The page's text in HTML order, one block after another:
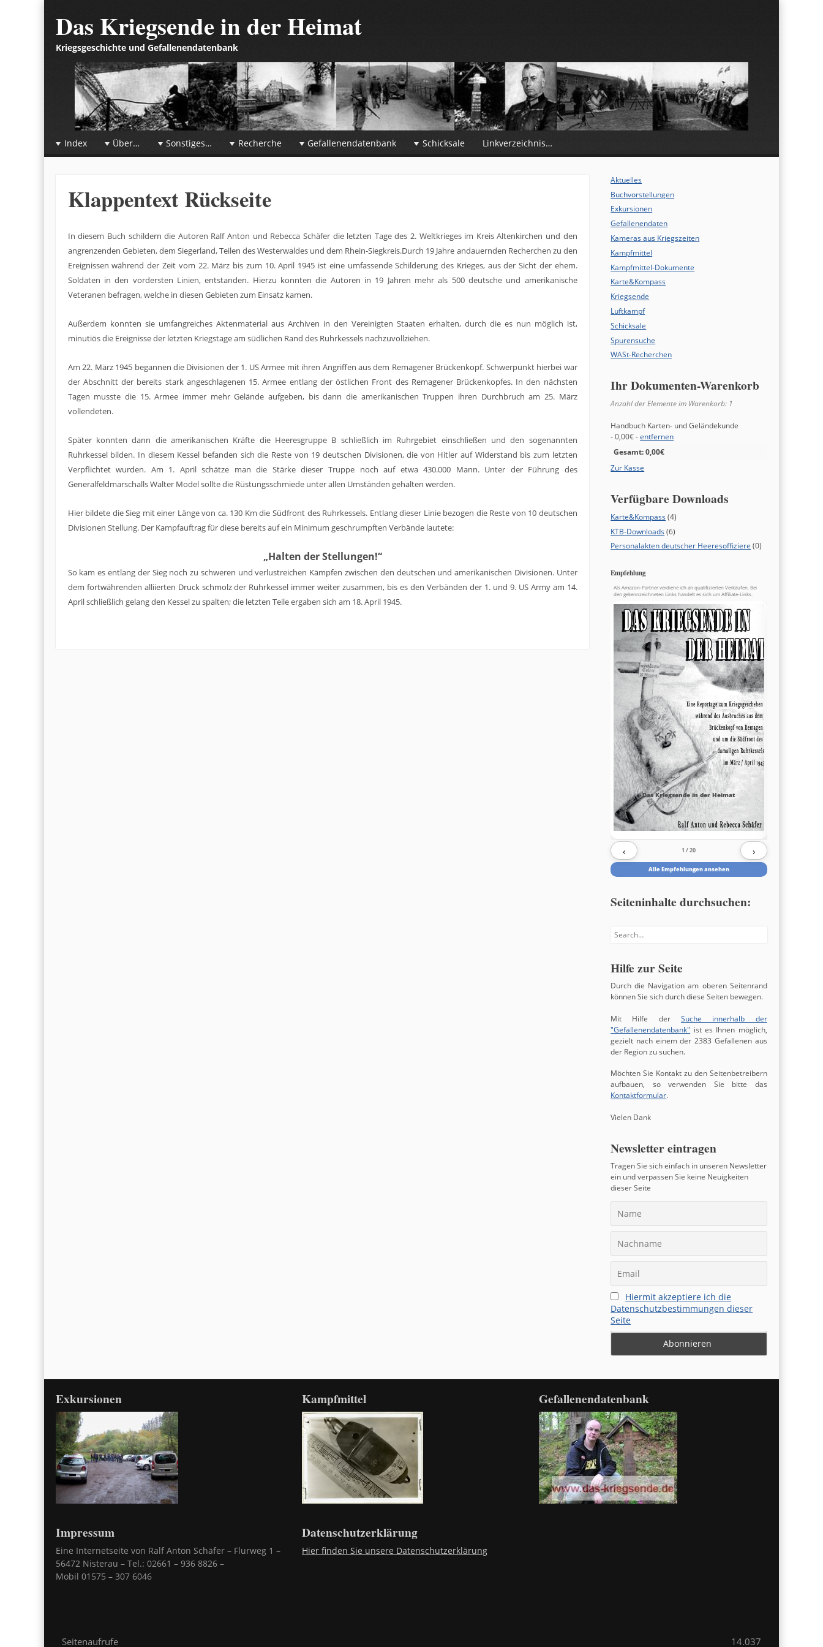
Das Kriegsende in der Heimat
Kriegsgeschichte und Gefallenendatenbank
☰Menu
Skip to content
Index Über… Sonstiges… Recherche Gefallenendatenbank Schicksale Linkverzeichnis…
Klappentext Rückseite
In diesem Buch schildern die Autoren Ralf Anton und Rebecca Schäfer die letzten Tage des 2. Weltkrieges im Kreis Altenkirchen und den
angrenzenden Gebieten, dem Siegerland, Teilen des Westerwaldes und dem Rhein-Siegkreis.Durch 19 Jahre andauernden Recherchen zu den
Ereignissen während der Zeit vom 22. März bis zum 10. April 1945 ist eine umfassende Schilderung des Krieges, aus der Sicht der ehem.
Soldaten in den vordersten Linien, entstanden. Hierzu konnten die Autoren in 19 Jahren mehr als 500 deutsche und amerikanische
Veteranen befragen, welche in diesen Gebieten zum Einsatz kamen.
Außerdem konnten sie umfangreiches Aktenmaterial aus Archiven in den Vereinigten Staaten erhalten, durch die es nun möglich ist,
minutiös die Ereignisse der letzten Kriegstage am südlichen Rand des Ruhrkessels nachzuvollziehen.
Am 22. März 1945 begannen die Divisionen der 1. US Armee mit ihren Angriffen aus dem Remagener Brückenkopf. Schwerpunkt hierbei war
der Abschnitt der bereits stark angeschlagenen 15. Armee entlang der östlichen Front des Remagener Brückenkopfes. In den nächsten
Tagen musste die 15. Armee immer mehr Gelände aufgeben, bis dann die amerikanischen Truppen ihren Durchbruch am 25. März
vollendeten.
Später konnten dann die amerikanischen Kräfte die Heeresgruppe B schließlich im Ruhrgebiet einschließen und den sogenannten
Ruhrkessel bilden. In diesem Kessel befanden sich die Reste von 19 deutschen Divisionen, die von Hitler auf Widerstand bis zum letzten
Verpflichtet wurden. Am 1. April schätze man die Stärke dieser Truppe noch auf etwa 430.000 Mann. Unter der Führung des
Generalfeldmarschalls Walter Model sollte die Rüstungsschmiede unter allen Umständen gehalten werden.
Hier bildete die Sieg mit einer Länge von ca. 130 Km die Südfront des Ruhrkessels. Entlang dieser Linie bezogen die Reste von 10 deutschen
Divisionen Stellung. Der Kampfauftrag für diese bereits auf ein Minimum geschrumpften Verbände lautete:
„Halten der Stellungen!“
So kam es entlang der Sieg noch zu schweren und verlustreichen Kämpfen zwischen den deutschen und amerikanischen Divisionen. Unter
dem fortwährenden alliierten Druck schmolz der Ruhrkessel immer weiter zusammen, bis es den Verbänden der 1. und 9. US Army am 14.
April schließlich gelang den Kessel zu spalten; die letzten Teile ergaben sich am 18. April 1945.
Aktuelles
Buchvorstellungen
Exkursionen
Gefallenendaten
Kameras aus Kriegszeiten
Kampfmittel
Kampfmittel-Dokumente
Karte&Kompass
Kriegsende
Luftkampf
Schicksale
Spurensuche
WASt-Recherchen
Ihr Dokumenten-Warenkorb
Anzahl der Elemente im Warenkorb: 1
Handbuch Karten- und Geländekunde
- 0,00€ - entfernen
Gesamt:0,00€
Zur Kasse
Verfügbare Downloads
Karte&Kompass (4)
KTB-Downloads (6)
Personalakten deutscher Heeresoffiziere (0)
Empfehlung
Als Amazon-Partner verdiene ich an qualifizierten Verkäufen. Bei
den gekennzeichneten Links handelt es sich um Affiliate-Links.
Das Kriegsende in der Heimat
‹ 1 / 20 ›
Alle Empfehlungen ansehen
Seiteninhalte durchsuchen:
Search
Hilfe zur Seite
Durch die Navigation am oberen Seitenrand
können Sie sich durch diese Seiten bewegen.
Mit Hilfe derSuche innerhalb der
"Gefallenendatenbank" ist es Ihnen möglich,
gezielt nach einem der 2383 Gefallenen aus
der Region zu suchen.
Möchten Sie Kontakt zu den Seitenbetreibern
aufbauen, so verwenden Sie bitte das
Kontaktformular.
Vielen Dank
Newsletter eintragen
Tragen Sie sich einfach in unseren Newsletter
ein und verpassen Sie keine Neuigkeiten
dieser Seite
Hiermit akzeptiere ich die
Datenschutzbestimmungen dieser
Seite
Exkursionen Kampfmittel Gefallenendatenbank
Impressum
Eine Internetseite von Ralf Anton Schäfer – Flurweg 1 –
56472 Nisterau – Tel.: 02661 – 936 8826 –
Mobil 01575 – 307 6046
Datenschutzerklärung
Hier finden Sie unsere Datenschutzerklärung
Seitenaufrufe 14.037